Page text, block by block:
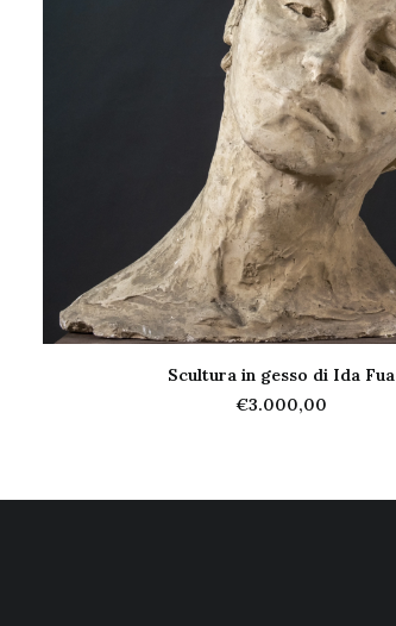
Scultura in gesso di Ida Fua
€3.000,00